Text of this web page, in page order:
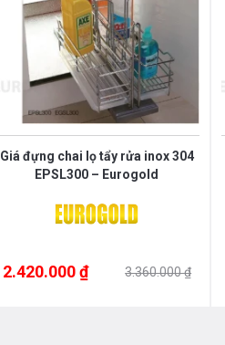
Giá đựng chai lọ tẩy rửa inox 304
EPSL300 – Eurogold
2.420.000 ₫ 3.360.000 ₫